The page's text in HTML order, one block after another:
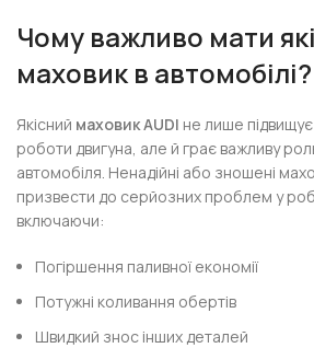
Чому важливо мати
маховик в автомобілі?
Якісний маховик AUDI не лише
роботи двигуна, але й грає важливу
автомобіля. Ненадійні або зношені
призвести до серйозних проблем у
включаючи:
Погіршення паливної економії
Потужні коливання обертів
Швидкий знос інших деталей